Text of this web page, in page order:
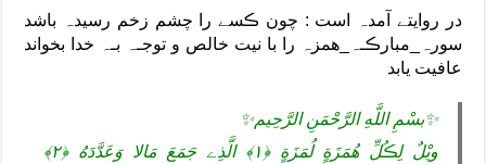
در روایتے آمدہ است : چون ڪسے را چشم زخم رسیدہ باشد
سورہ_مبارڪـہ_همزہ را با نیت خالص و توجـہ بـہ خدا بخواند
عافیت یابد
✨بسْمِ اللَّهِ الرَّحْمَنِ الرَّحِیم✨
ویْلٌ لِڪُلِّ هُمَزَةٍ لُمَزَةٍ ﴿١﴾ الَّذِے جَمَعَ مَالا وَعَدَّدَهُ ﴿٢﴾